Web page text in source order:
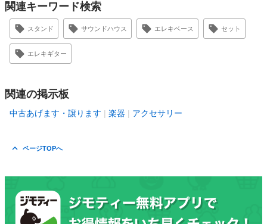
関連キーワード検索
スタンド サウンドハウス エレキベース セット
エレキギター
関連の掲示板
中古あげます・譲ります 楽器 アクセサリー
ページTOPへ